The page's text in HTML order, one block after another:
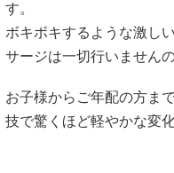
す。
ボキボキするような激し
サージは一切行いません
お子様からご年配の方ま
技で驚くほど軽やかな変